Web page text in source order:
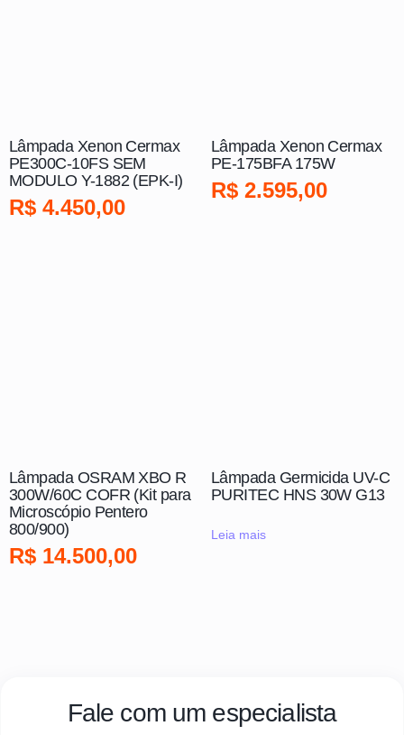
Lâmpada Xenon Cermax
PE300C-10FS SEM
MODULO Y-1882 (EPK-I)
R$ 4.450,00
Lâmpada Xenon Cermax
PE-175BFA 175W
R$ 2.595,00
Lâmpada OSRAM XBO R
300W/60C COFR (Kit para
Microscópio Pentero
800/900)
R$ 14.500,00
Lâmpada Germicida UV-C
PURITEC HNS 30W G13
Leia mais
Fale com um especialista